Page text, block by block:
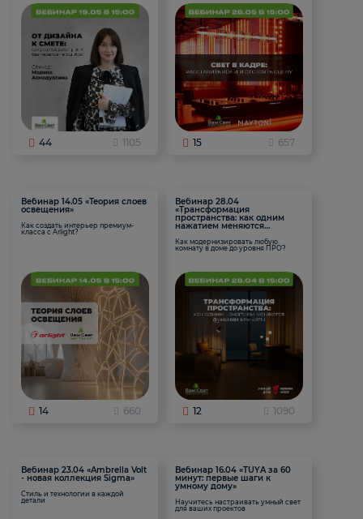
44 1105 15 657
Вебинар 14.05 «Теория слоев
освещения»
Как создать интерьер премиум-
класса с Arlight?
14 660
Вебинар 28.04
«Трансформация
пространства: как одним
нажатием меняются
Как модернизировать любую
комнату в доме до уровня ПРО?
12 1090
Вебинар 23.04 «Ambrella Volt
- новая коллекция Sigma»
Стиль и технологии в каждой
детали
Вебинар 16.04 «TUYA за 60
минут: первые шаги к
умному дому»
Научитесь настраивать умный свет
для ваших проектов